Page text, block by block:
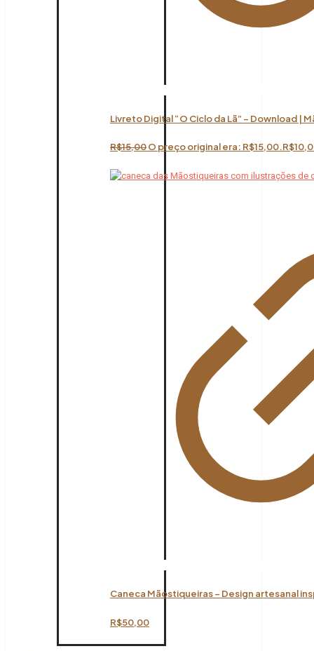
Livreto Digital “O Ciclo da Lã” – Download |
R$15,00O preço original era: R$15,00.R$
Caneca Mãostiqueiras – Design artesanal
R$50,00